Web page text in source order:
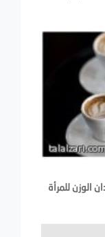
الوزن للمرأة